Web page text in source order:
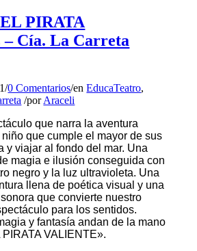
PIRATA
Cía. La Carreta
/0 Comentarios/enEducaTeatro,
/porAraceli
que narra la aventura
que cumple el mayor de sus
y viajar al fondo del mar. Una
magia e ilusión conseguida con
negro y la luz ultravioleta. Una
llena de poética visual y una
que convierte nuestro
para los sentidos.
y fantasía andan de la mano
VALIENTE».